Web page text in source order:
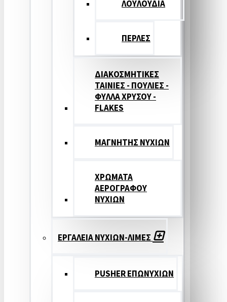
ΛΟΥΛΟΥΔΙΑ
ΠΕΡΛΕΣ
ΔΙΑΚΟΣΜΗΤΙΚΕΣ
ΤΑΙΝΙΕΣ - ΠΟΥΛΙΕΣ -
ΦΥΛΛΑ ΧΡΥΣΟΥ -
FLAKES
ΜΑΓΝΗΤΗΣ ΝΥΧΙΩΝ
ΧΡΩΜΑΤΑ
ΑΕΡΟΓΡΑΦΟΥ
ΝΥΧΙΩΝ
ΕΡΓΑΛΕΙΑ ΝΥΧΙΩΝ-ΛΙΜΕΣ
PUSHER ΕΠΩΝΥΧΙΩΝ